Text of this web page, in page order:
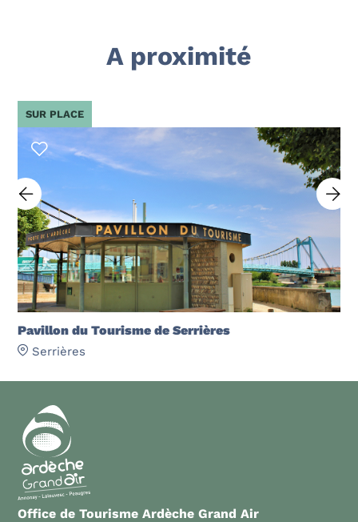
A proximité
Pavillon du Tourisme de Serrières
Serrières
SUR PLACE
Office de Tourisme Ardèche Grand Air